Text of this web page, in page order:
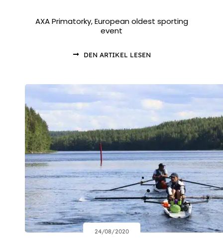
AXA Primatorky, European oldest sporting
event
DEN ARTIKEL LESEN
24/08/2020